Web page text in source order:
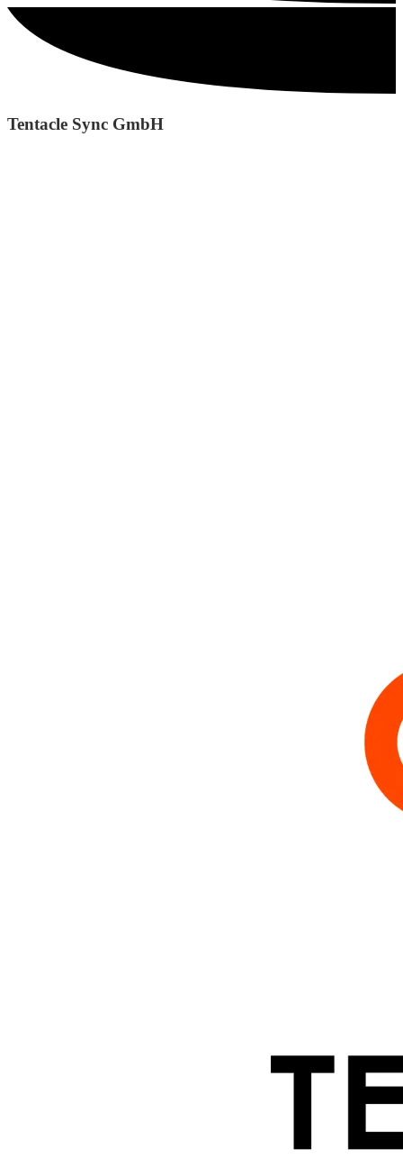
Tentacle Sync GmbH